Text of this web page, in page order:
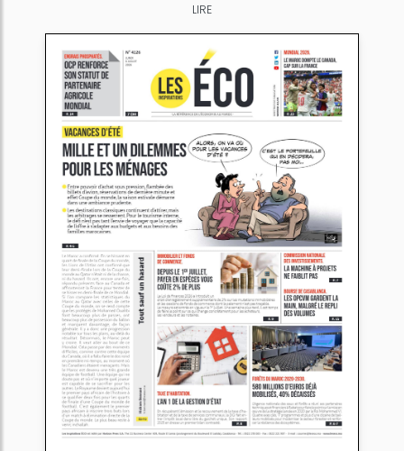
LIRE